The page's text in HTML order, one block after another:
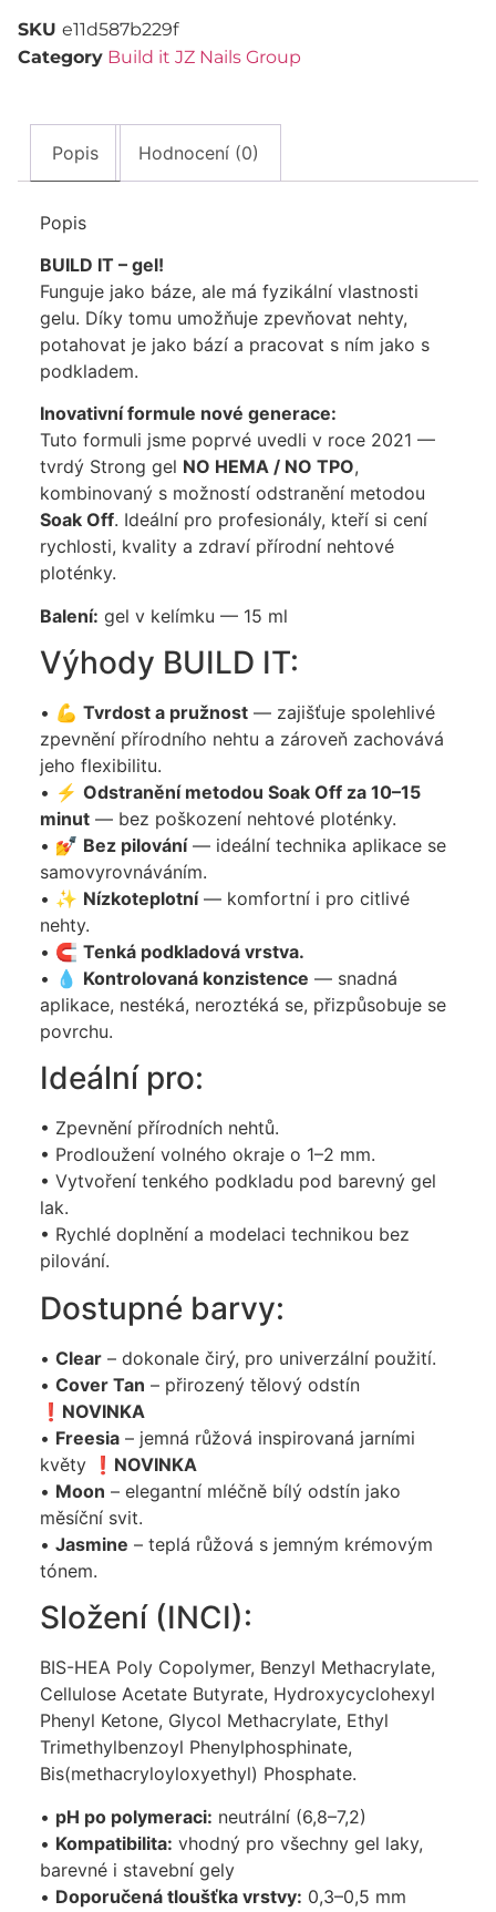
SKU e11d587b229f
Category Build it JZ Nails Group
Popis Hodnocení (0)
Popis
BUILD IT – gel!
Funguje jako báze, ale má fyzikální vlastnosti
gelu. Díky tomu umožňuje zpevňovat nehty,
potahovat je jako bází a pracovat s ním jako s
podkladem.
Inovativní formule nové generace:
Tuto formuli jsme poprvé uvedli v roce 2021 —
tvrdý Strong gel NO HEMA / NO TPO,
kombinovaný s možností odstranění metodou
Soak Off. Ideální pro profesionály, kteří si cení
rychlosti, kvality a zdraví přírodní nehtové
ploténky.
Balení: gel v kelímku — 15 ml
Výhody BUILD IT:
• 💪 Tvrdost a pružnost — zajišťuje spolehlivé
zpevnění přírodního nehtu a zároveň zachovává
jeho flexibilitu.
• ⚡ Odstranění metodou Soak Off za 10–15
minut — bez poškození nehtové ploténky.
• 💅 Bez pilování— ideální technika aplikace se
samovyrovnáváním.
• ✨ Nízkoteplotní— komfortní i pro citlivé
nehty.
• 🧲 Tenká podkladová vrstva.
• 💧 Kontrolovaná konzistence — snadná
aplikace, nestéká, neroztéká se, přizpůsobuje se
povrchu.
Ideální pro:
• Zpevnění přírodních nehtů.
• Prodloužení volného okraje o 1–2 mm.
• Vytvoření tenkého podkladu pod barevný gel
lak.
• Rychlé doplnění a modelaci technikou bez
pilování.
Dostupné barvy:
• Clear – dokonale čirý, pro univerzální použití.
• Cover Tan – přirozený tělový odstín
❗️ NOVINKA
• Freesia – jemná růžová inspirovaná jarními
květy ❗️ NOVINKA
• Moon – elegantní mléčně bílý odstín jako
měsíční svit.
• Jasmine – teplá růžová s jemným krémovým
tónem.
Složení (INCI):
BIS-HEA Poly Copolymer, Benzyl Methacrylate,
Cellulose Acetate Butyrate, Hydroxycyclohexyl
Phenyl Ketone, Glycol Methacrylate, Ethyl
Trimethylbenzoyl Phenylphosphinate,
Bis(methacryloyloxyethyl) Phosphate.
• pH po polymeraci: neutrální (6,8–7,2)
• Kompatibilita: vhodný pro všechny gel laky,
barevné i stavební gely
• Doporučená tloušťka vrstvy: 0,3–0,5 mm